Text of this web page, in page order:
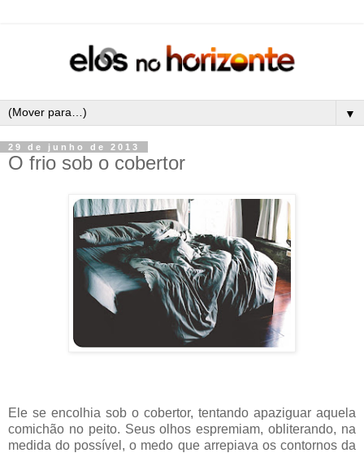
▼
29 de junho de 2013
O frio sob o cobertor
Ele se encolhia sob o cobertor, tentando apaziguar aquela
comichão no peito. Seus olhos espremiam, obliterando, na
medida do possível, o medo que arrepiava os contornos da